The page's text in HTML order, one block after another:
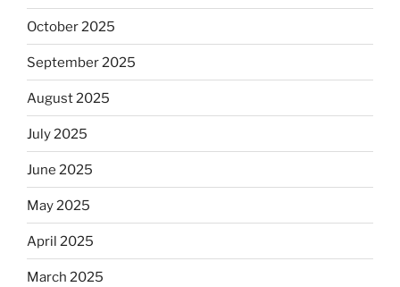
October 2025
September 2025
August 2025
July 2025
June 2025
May 2025
April 2025
March 2025